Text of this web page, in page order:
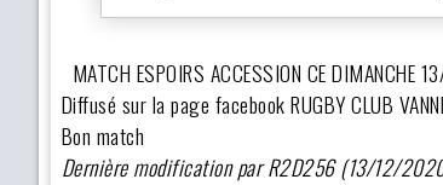
MATCH ESPOIRS ACCESSION CE DIMANCHE
Diffusé sur la page facebook RUGBY CLUB
Bon match
Dernière modification par R2D256 (13/12/